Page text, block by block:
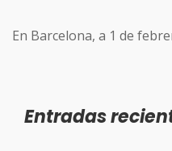
En Barcelona, a 1 de
Entradas